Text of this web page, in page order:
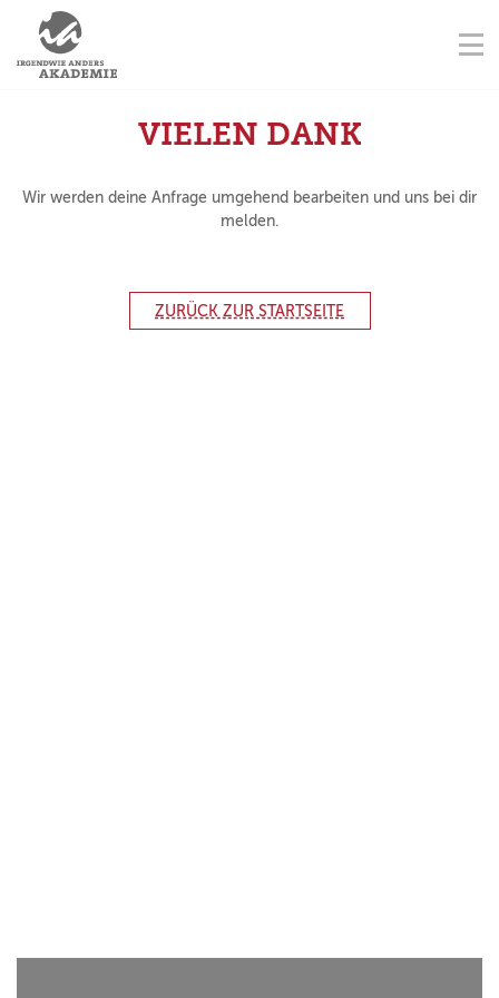
NAVIGATION ÜBERSPRINGEN
STARTSEITE
AUSBILDUNGEN
FORTBILDUNGEN
AUSBILDER
VIELEN DANK
Wir werden deine Anfrage umgehend bearbeiten und uns bei dir
melden.
ZURÜCK ZUR STARTSEITE